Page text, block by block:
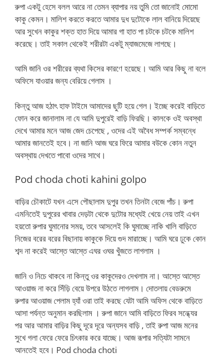
রুপা একটু হেসে বলল আরে না তেমন ব্যাপার নয় তুমি তো জানোই মোমো
কাকু কেমন। মালিশ করতে করতে আমার দুধ দুটোকে লাল বানিয়ে দিয়েছে
আর সুখেন কাকুর শক্ত হাত দিয়ে আমার গা হাত পা চটকে চটকে মালিশ
করেছে। তাই সকাল থেকেই শরীরটা একটু ম্যাজমেজে লাগছে।
আমি জানি ওর শরীরের ব্যথা কিসের কারণে হয়েছে। আমি আর কিছু না বলে
অফিসে যাওয়ার জন্য বেরিয়ে গেলাম ।
কিন্তু আজ হঠাৎ হাফ টাইমে আমাদের ছুটি হয়ে গেল। ইচ্ছে করেই বাড়িতে
ফোন করে জানালাম না যে আমি দুপুরেই বাড়ি ফিরছি। কালকে ওই অবস্থা
দেখে আমার মনে আজ জেদ চেপেছে , ওদের এই অবৈধ সম্পর্ক সম্বন্ধে
আমার জানতেই হবে। না জানি আজ ঘরে ফিরে আমার বউকে কোন নতুন
অবস্থায় দেখতে পাবো ওদের সাথে।
Pod choda choti kahini golpo
বাড়ির চৌকাটে যখন এসে পৌছালাম দুপুর তখন তিনটা বেজে পাঁচ। রুপা
এমনিতেই দুপুরের খাবার দেড়টা থেকে দুটোর মধ্যেই খেয়ে নেয় তাই এখন
হয়তো রুপার ঘুমানোর সময়, তবে আসলেই কি ঘুমাচ্ছে নাকি খালি বাড়িতে
নিজের বরের বরের বিছানায় কাকুকে দিয়ে গুদ মারাচ্ছে। আমি ঘরে ঢুকে কোন
শব্দ না করেই আস্তে আস্তে এঘর ওঘর খুঁজতে লাগলাম ।
জানি ও নিচে থাকবে না কিন্তু ওর কাকুদেরও দেখলাম না। আস্তে আস্তে
আওয়াজ না করে সিঁড়ি বেয়ে উপরে উঠতে লাগলাম। দোতলায় বেডরুমে
রুপার আওয়াজ পেলাম হ্যাঁ ওরা তাই করছে যেটা আমি অফিস থেকে বাড়িতে
আসা পর্যন্ত অনুমান করছিলাম । রুপা জানে আমি বাড়িতে ফিরব সন্ধ্যের
পর আর আমার বাড়ির কিছু দূরে দূরে অন্যসব বাড়ি , তাই রুপা আজ মনের
সুখে গলা ফেরে ফেরে চিৎকার করে যাচ্ছে। আজ রূপার সত্যিটা সামনে
আনতেই হবে। Pod choda choti